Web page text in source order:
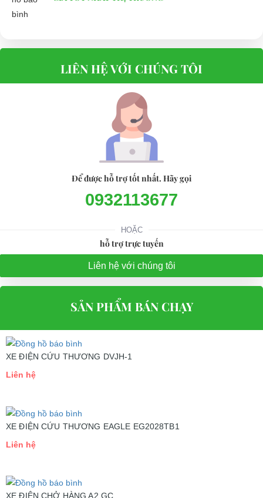
LIÊN HỆ VỚI CHÚNG TÔI
Để được hỗ trợ tốt nhất. Hãy gọi
HOẶC
hỗ trợ trực tuyến
Liên hệ với chúng tôi
XE ĐIỆN CỨU THƯƠNG DVJH-1
XE ĐIỆN CỨU THƯƠNG EAGLE EG2028TB1